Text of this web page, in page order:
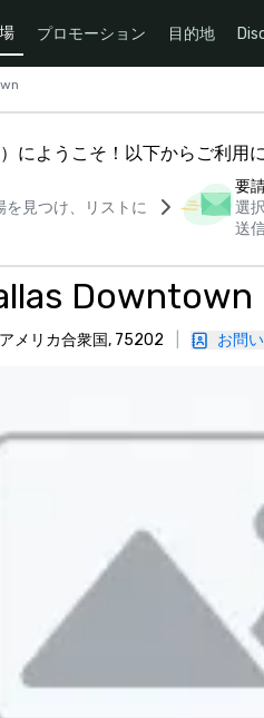
プロモーション 目的地
ようこそ！以下からご利用に
を見つけ、リストに
要
選
送
Downtown
メリカ合衆国, 75202 お問